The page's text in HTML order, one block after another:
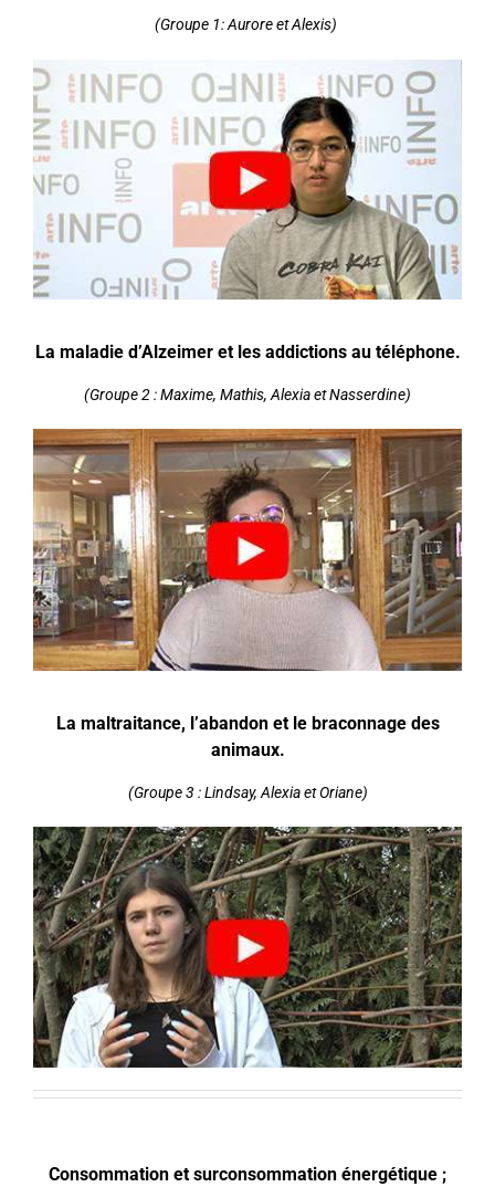
(Groupe 1: Aurore et Alexis)
La maladie d’Alzeimer et les addictions au téléphone.
(Groupe 2 : Maxime, Mathis, Alexia et Nasserdine)
La maltraitance, l’abandon et le braconnage des
animaux.
(Groupe 3 : Lindsay, Alexia et Oriane)
Consommation et surconsommation énergétique ;